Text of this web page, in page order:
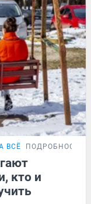
ВСЁ ПОДРОБНОСТИ
кто и